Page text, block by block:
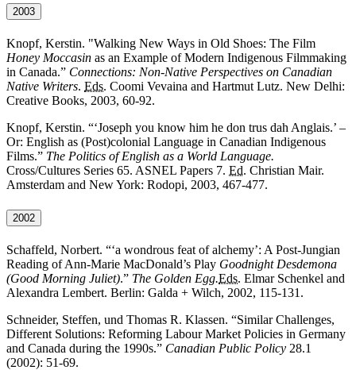
2003
Knopf, Kerstin. "Walking New Ways in Old Shoes: The Film
Honey Moccasin as an Example of Modern Indigenous Filmmaking
in Canada.” Connections: Non-Native Perspectives on Canadian
Native Writers. Eds. Coomi Vevaina and Hartmut Lutz. New Delhi:
Creative Books, 2003, 60-92.
Knopf, Kerstin. “‘Joseph you know him he don trus dah Anglais.’ –
Or: English as (Post)colonial Language in Canadian Indigenous
Films.” The Politics of English as a World Language.
Cross/Cultures Series 65. ASNEL Papers 7. Ed. Christian Mair.
Amsterdam and New York: Rodopi, 2003, 467-477.
2002
Schaffeld, Norbert. “‘a wondrous feat of alchemy’: A Post-Jungian
Reading of Ann-Marie MacDonald’s Play Goodnight Desdemona
(Good Morning Juliet).” The Golden Egg.Eds. Elmar Schenkel and
Alexandra Lembert. Berlin: Galda + Wilch, 2002, 115-131.
Schneider, Steffen, und Thomas R. Klassen. “Similar Challenges,
Different Solutions: Reforming Labour Market Policies in Germany
and Canada during the 1990s.” Canadian Public Policy 28.1
(2002): 51-69.